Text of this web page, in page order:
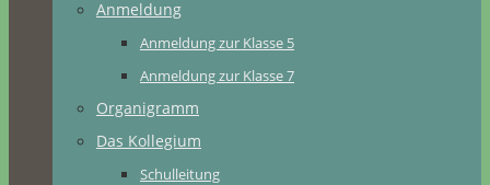
Anmeldung
Anmeldung zur Klasse 5
Anmeldung zur Klasse 7
Organigramm
Das Kollegium
Schulleitung